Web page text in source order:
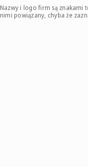
Nazwy i logo firm są znakami
nimi powiązany, chyba że